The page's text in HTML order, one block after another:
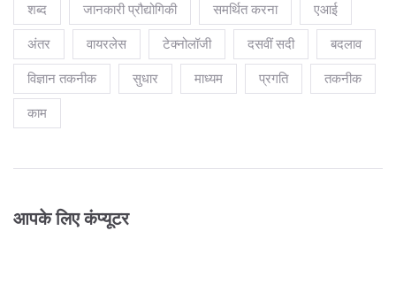
शब्द जानकारी प्रौद्योगिकी समर्थित करना एआई
अंतर वायरलेस टेक्नोलॉजी दसवीं सदी बदलाव
विज्ञान तकनीक सुधार माध्यम प्रगति तकनीक
काम
आपके लिए कंप्यूटर